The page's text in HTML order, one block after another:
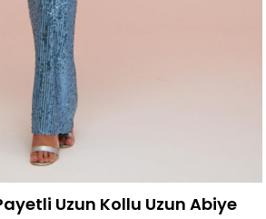
Uzun Kollu Uzun Abiye